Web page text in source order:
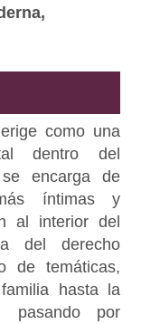
como una
dentro del
encarga de
íntimas y
al interior del
del derecho
de temáticas,
hasta la
pasando por